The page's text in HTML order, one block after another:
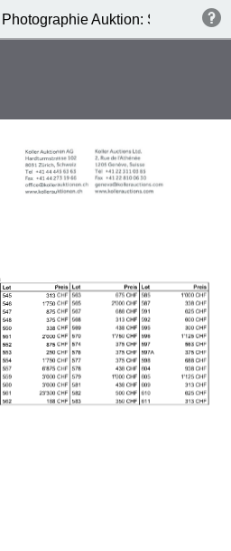
Auktion: Samstag,